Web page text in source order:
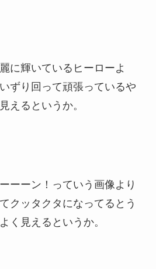
に輝いているヒーローよ
ずり回って頑張っているや
えるというか。
ーーン！っていう画像より
クッタクタになってるとう
く見えるというか。